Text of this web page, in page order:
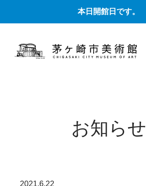
本日開館日です。
お知らせ
2021.6.22